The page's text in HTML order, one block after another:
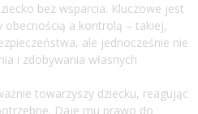
bez wsparcia. Kluczowe jest
obecnością a kontrolą – takiej,
ale jednocześnie nie
i zdobywania własnych
towarzyszy dziecku, reagując
Daje mu prawo do